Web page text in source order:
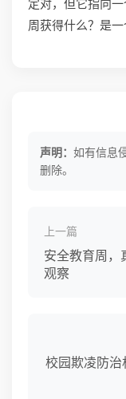
定对，但它指向
周获得什么？是
声明： 如有信息
删除。
上一篇
安全教育周
观察
校园欺凌防